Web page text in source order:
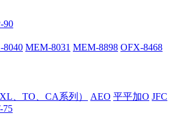
90
8040 MEM-8031 MEM-8898 OFX-8468
、TO、CA系列）
AEO 平平加O JFC
75